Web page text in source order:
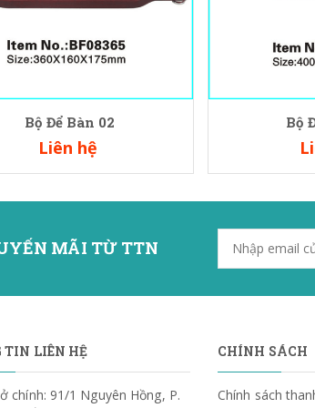
Bộ Để Bàn 02
Liên hệ
Bộ
MÃI TỪ TTN
TIN LIÊN HỆ
chính: 91/1 Nguyên Hồng, P.
CHÍNH SÁCH
Chính sách